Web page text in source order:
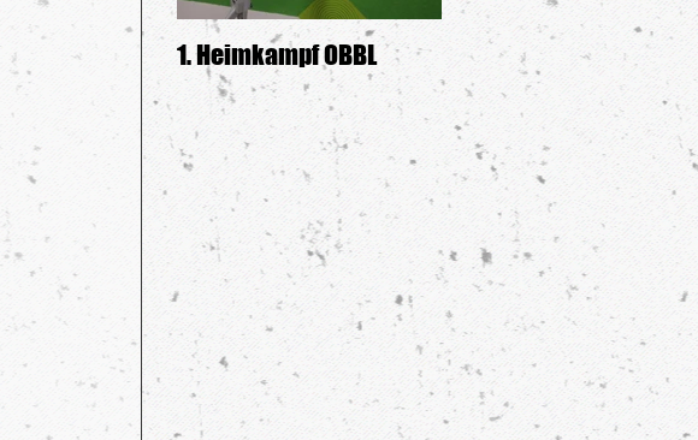
1. Heimkampf OBBL Siegerehrung GDW